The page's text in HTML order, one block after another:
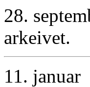
28.
arkeivet.
11. januar